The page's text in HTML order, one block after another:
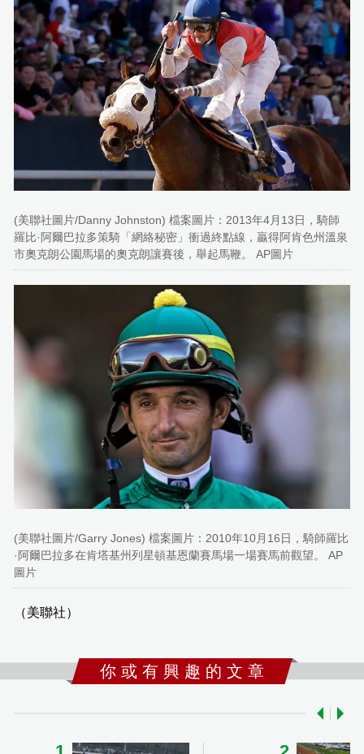
(美聯社圖片/Danny Johnston) 檔案圖片：2013年4月13日，騎師
羅比·阿爾巴拉多策騎「網絡秘密」衝過終點線，贏得阿肯色州溫泉
市奧克朗公園馬場的奧克朗讓賽後，舉起馬鞭。 AP圖片
(美聯社圖片/Garry Jones) 檔案圖片：2010年10月16日，騎師羅比
·阿爾巴拉多在肯塔基州列星頓基恩蘭賽馬場一場賽馬前觀望。 AP
圖片
（美聯社）
你 或 有 興 趣 的 文 章